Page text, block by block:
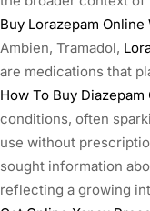
Buy Lorazepam
Ambien, Tramadol,
are medications that
How To Buy Diazepam
conditions, often
use without
sought information
reflecting a growing